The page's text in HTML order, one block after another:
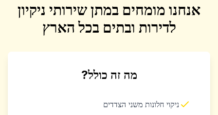
אנחנו מומחים במתן שירותי ניקיון
לדירות ובתים בכל הארץ
מה זה כולל?
ניקוי חלונות משני הצדדים